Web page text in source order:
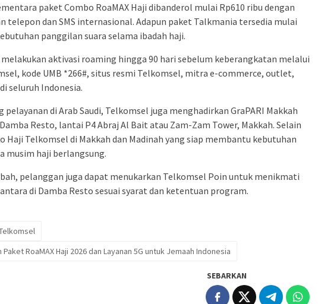
paket Combo RoaMAX Haji dibanderol mulai Rp610 ribu dengan
telepon dan SMS internasional. Adapun paket Talkmania tersedia mulai
panggilan suara selama ibadah haji.
aktivasi roaming hingga 90 hari sebelum keberangkatan melalui
kode UMB *266#, situs resmi Telkomsel, mitra e-commerce, outlet,
seluruh Indonesia.
pelayanan di Arab Saudi, Telkomsel juga menghadirkan GraPARI Makkah
Resto, lantai P4 Abraj Al Bait atau Zam-Zam Tower, Makkah. Selain
Haji Telkomsel di Makkah dan Madinah yang siap membantu kebutuhan
musim haji berlangsung.
pelanggan juga dapat menukarkan Telkomsel Poin untuk menikmati
di Damba Resto sesuai syarat dan ketentuan program.
RoaMAX Haji 2026 dan Layanan 5G untuk Jemaah Indonesia
SEBARKAN